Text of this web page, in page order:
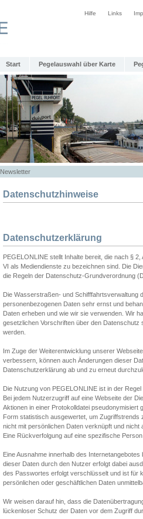
Hilfe Links
Start Pegelauswahl über Karte
Newsletter
Datenschutzhinweise
Datenschutzerklärung
PEGELONLINE stellt Inhalte bereit, die nach §
VI als Mediendienste zu bezeichnen sind. Die
die Regeln der Datenschutz-Grundverordnung
Die Wasserstraßen- und Schifffahrtsverwaltung
personenbezogenen Daten sehr ernst und
Daten erheben und wie wir sie verwenden. Wir
gesetzlichen Vorschriften über den
werden.
Im Zuge der Weiterentwicklung unserer
verbessern, können auch Änderungen dieser
Datenschutzerklärung ab und zu erneut
Die Nutzung von PEGELONLINE ist in der
Bei jedem Nutzerzugriff auf eine Webseite der
Aktionen in einer Protokolldatei
Form statistisch ausgewertet, um
nicht mit persönlichen Daten verknüpft und
Eine Rückverfolgung auf eine spezifische
Eine Ausnahme innerhalb des
dieser Daten durch den Nutzer erfolgt dabei
des Passwortes erfolgt verschlüsselt und ist für
persönlichen oder geschäftlichen Daten
Wir weisen darauf hin, dass die
lückenloser Schutz der Daten vor dem Zugriff